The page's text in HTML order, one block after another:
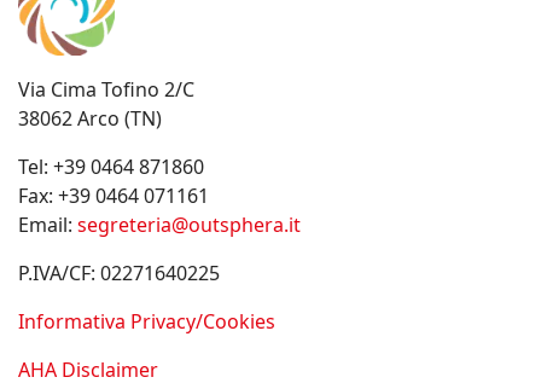
Via Cima Tofino 2/C
38062 Arco (TN)
Tel: +39 0464 871860
Fax: +39 0464 071161
Email: segreteria@outsphera.it
P.IVA/CF: 02271640225
Informativa Privacy/Cookies
AHA Disclaimer